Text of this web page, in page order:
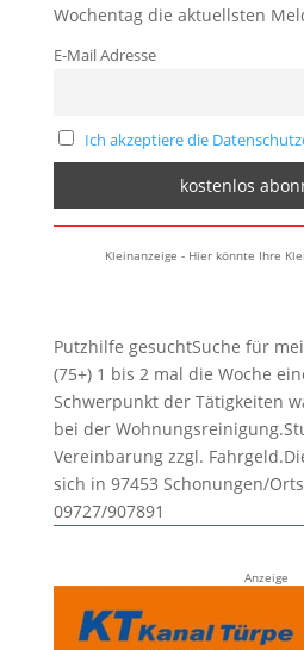
Wochentag die aktuellsten
E-Mail Adresse
Ich akzeptiere die
Kleinanzeige - Hier könnte Ihre
Putzhilfe gesuchtSuche für
(75+) 1 bis 2 mal die Woche
Schwerpunkt der Tätigkeiten
bei der
Vereinbarung zzgl.
sich in 97453 Schonungen/
09727/907891
Anzeige